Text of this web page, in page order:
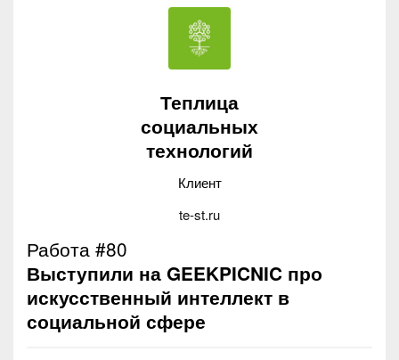
Теплица
социальных
технологий
Клиент
te-st.ru
Работа #80
Выступили на GEEKPICNIC про
искусственный интеллект в
социальной сфере